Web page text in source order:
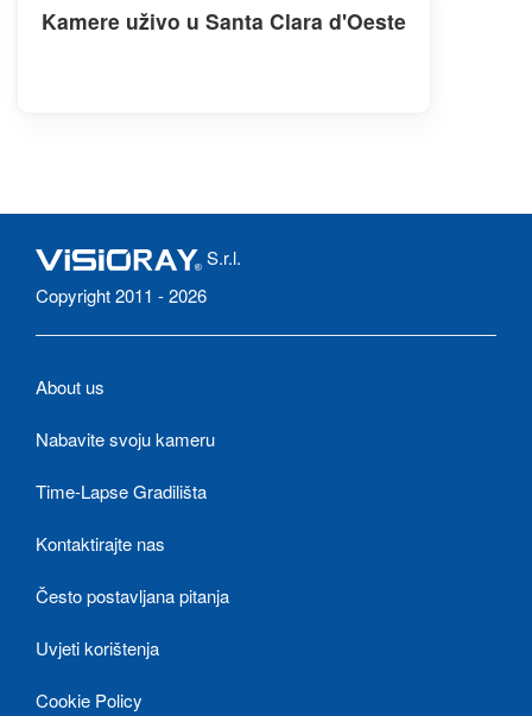
Kamere uživo u Santa Clara d'Oeste
S.r.l.
Copyright 2011 - 2026
About us
Nabavite svoju kameru
Time-Lapse Gradilišta
Kontaktirajte nas
Često postavljana pitanja
Uvjeti korištenja
Cookie Policy